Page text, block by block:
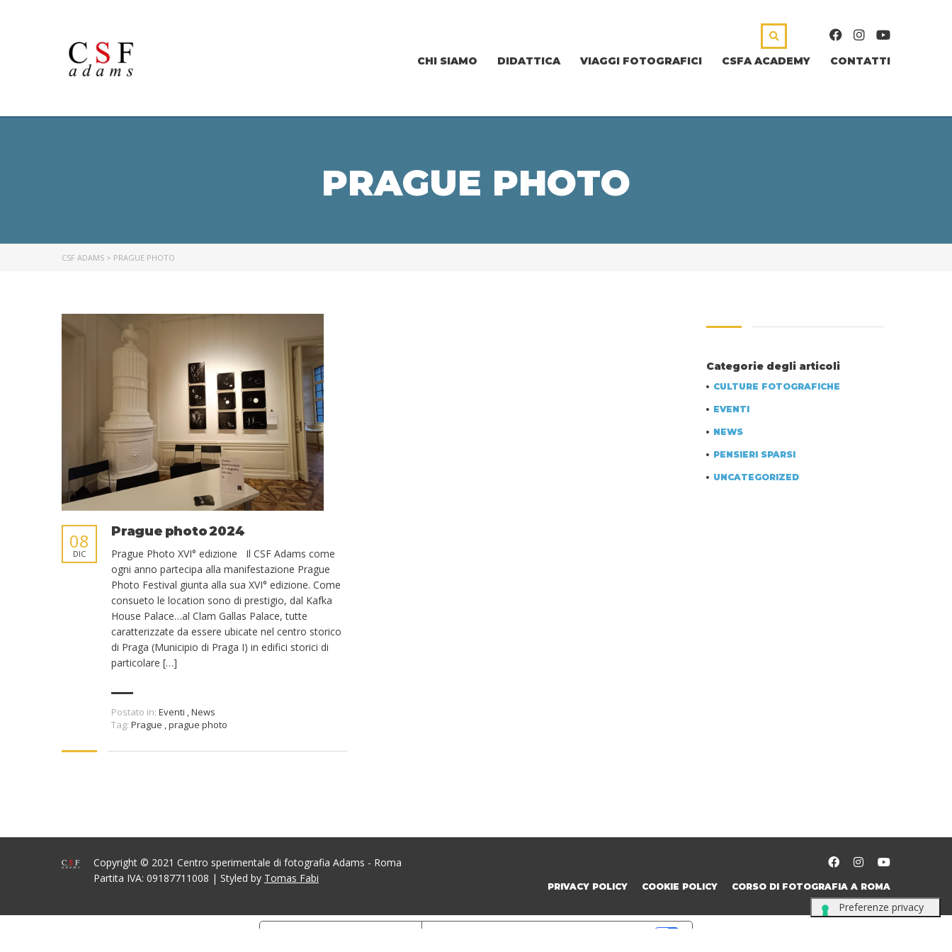
CHI SIAMO DIDATTICA VIAGGI FOTOGRAFICI CSFA ACADEMY CONTATTI
PRAGUE PHOTO
CSF ADAMS > PRAGUE PHOTO
Prague photo 2024
08
DIC
Prague Photo XVI° edizione Il CSF Adams come
ogni anno partecipa alla manifestazione Prague
Photo Festival giunta alla sua XVI° edizione. Come
consueto le location sono di prestigio, dal Kafka
House Palace…al Clam Gallas Palace, tutte
caratterizzate da essere ubicate nel centro storico
di Praga (Municipio di Praga I) in edifici storici di
particolare […]
Postato in: Eventi News
Tag: Prague prague photo
Categorie degli articoli
CULTURE FOTOGRAFICHE
EVENTI
NEWS
PENSIERI SPARSI
UNCATEGORIZED
Copyright © 2021 Centro sperimentale di fotografia Adams - Roma
Partita IVA: 09187711008 | Styled by Tomas Fabi
PRIVACY POLICY COOKIE POLICY CORSO DI FOTOGRAFIA A ROMA